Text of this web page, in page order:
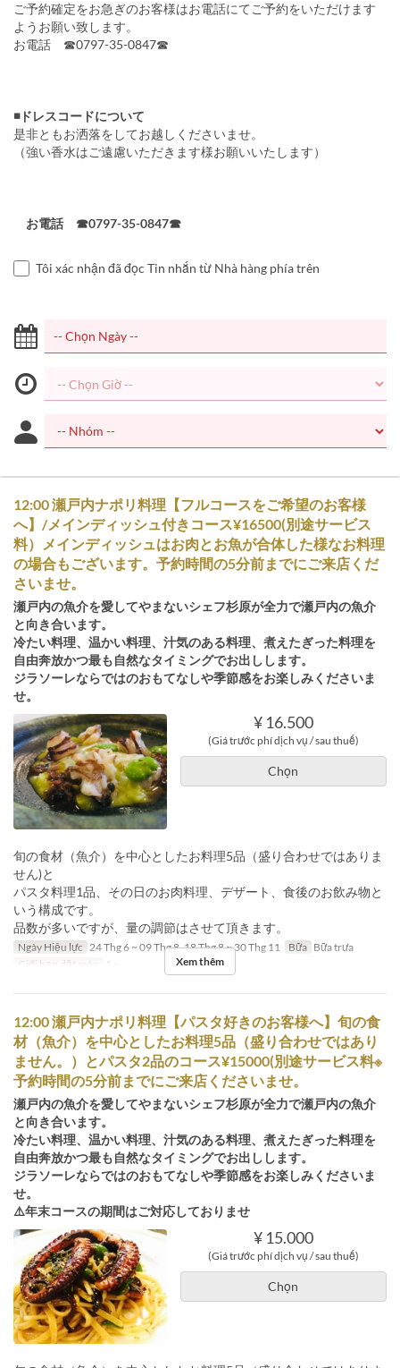
ご予約確定をお急ぎのお客様はお電話にてご予約をいただけます
ようお願い致します。
お電話 ☎0797-35-0847☎
◾️ドレスコードについて
是非ともお洒落をしてお越しくださいませ。
（強い香水はご遠慮いただきます様お願いいたします）
お電話 ☎0797-35-0847☎
Tôi xác nhận đã đọc Tin nhắn từ Nhà hàng phía trên
12:00 瀬戸内ナポリ料理【フルコースをご希望のお客様
へ】/メインディッシュ付きコース¥16500(別途サービス
料）メインディッシュはお肉とお魚が合体した様なお料理
の場合もございます。予約時間の5分前までにご来店くだ
さいませ。
瀬戸内の魚介を愛してやまないシェフ杉原が全力で瀬戸内の魚介
と向き合います。
冷たい料理、温かい料理、汁気のある料理、煮えたぎった料理を
自由奔放かつ最も自然なタイミングでお出しします。
ジラソーレならではのおもてなしや季節感をお楽しみくださいま
せ。
¥ 16.500
(Giá trước phí dịch vụ / sau thuế)
Chọn
旬の食材（魚介）を中心としたお料理5品（盛り合わせではありま
せん)と
パスタ料理1品、その日のお肉料理、デザート、食後のお飲み物と
いう構成です。
品数が多いですが、量の調節はさせて頂きます。
Ngày Hiệu lực 24 Thg 6 ~ 09 Thg 8, 18 Thg 8 ~ 30 Thg 11 Bữa Bữa trưa
Giới hạn dặt món
1 ~ Xem thêm
12:00 瀬戸内ナポリ料理【パスタ好きのお客様へ】旬の食
材（魚介）を中心としたお料理5品（盛り合わせではあり
ません。）とパスタ2品のコース¥15000(別途サービス料※
予約時間の5分前までにご来店くださいませ。
瀬戸内の魚介を愛してやまないシェフ杉原が全力で瀬戸内の魚介
と向き合います。
冷たい料理、温かい料理、汁気のある料理、煮えたぎった料理を
自由奔放かつ最も自然なタイミングでお出しします。
ジラソーレならではのおもてなしや季節感をお楽しみくださいま
せ。
⚠️年末コースの期間はご対応しておりませ
¥ 15.000
(Giá trước phí dịch vụ / sau thuế)
Chọn